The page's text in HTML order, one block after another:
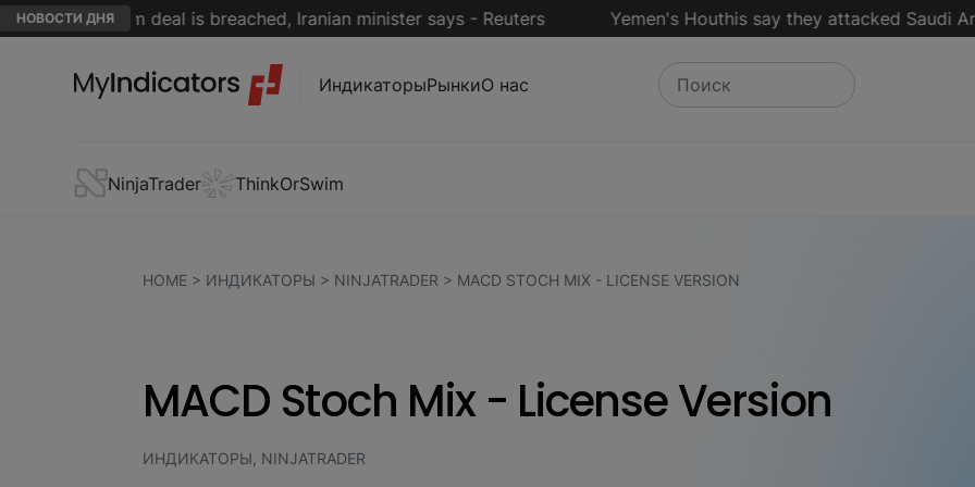
НОВОСТИ ДНЯ
interim deal is breached, Iranian minister says - Reuters Yemen's Houthis say they attacked Saudi
ИндикаторыРынкиО нас
NinjaTrader ThinkOrSwim
HOME> ИНДИКАТОРЫ > NINJATRADER > MACD STOCH MIX - LICENSE VERSION
MACD Stoch Mix - License Version
ИНДИКАТОРЫ, NINJATRADER